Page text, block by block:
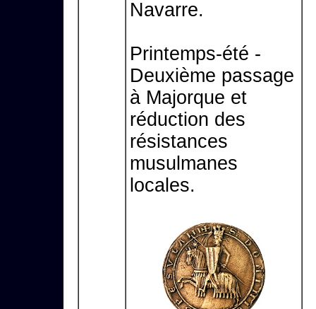
Navarre.
Printemps-été -
Deuxième passage
à Majorque et
réduction des
résistances
musulmanes
locales.